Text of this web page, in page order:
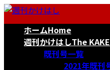
コ
ナ
ホームHome
週刊かけはしThe
既刊号一覧
2021年既刊